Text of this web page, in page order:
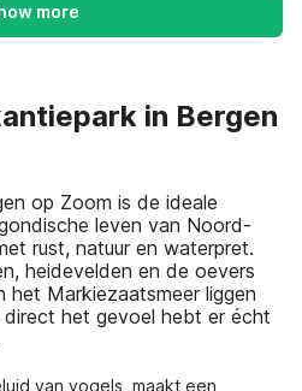
more
in Bergen
op Zoom is de ideale
leven van Noord-
rust, natuur en waterpret.
heidevelden en de oevers
het Markiezaatsmeer liggen
het gevoel hebt er écht
van vogels, maakt een